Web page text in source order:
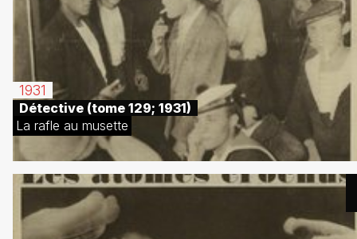
1931
Détective (tome 129; 1931)
La rafle au musette